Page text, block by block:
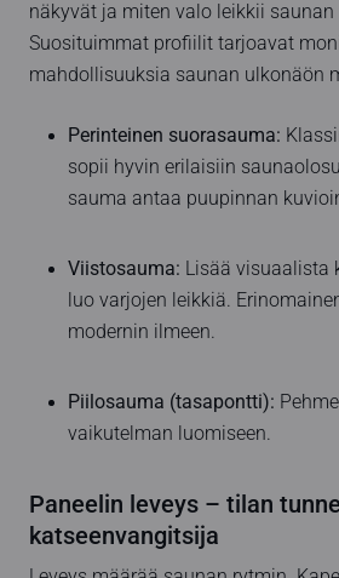
näkyvät ja miten valo leikkii
Suosituimmat profiilit tarjoavat
mahdollisuuksia saunan ulkonäön
Perinteinen suorasauma:
sopii hyvin erilaisiin
sauma antaa puupinnan
Viistosauma: Lisää visuaalista
luo varjojen leikkiä.
modernin ilmeen.
Piilosauma (tasapontti):
vaikutelman luomiseen.
Paneelin leveys – tilan
katseenvangitsija